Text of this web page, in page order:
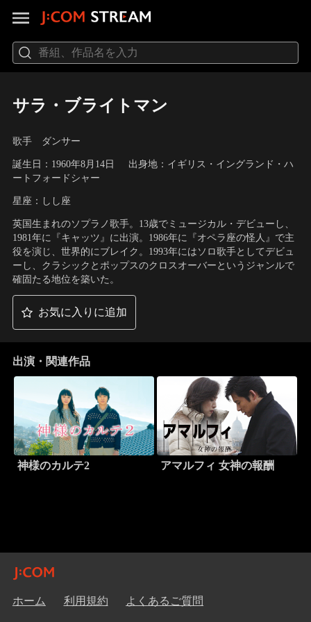
サラ・ブライトマン
歌手 ダンサー
誕生日：1960年8月14日
出身地：イギリス・イングランド・ハ
ートフォードシャー
星座：しし座
英国生まれのソプラノ歌手。13歳でミュージカル・デビューし、
1981年に『キャッツ』に出演。1986年に『オペラ座の怪人』で主
役を演じ、世界的にブレイク。1993年にはソロ歌手としてデビュ
ーし、クラシックとポップスのクロスオーバーというジャンルで
確固たる地位を築いた。
お気に入りに追加
出演・関連作品
神様のカルテ2 アマルフィ 女神の報酬
ホーム 利用規約 よくあるご質問